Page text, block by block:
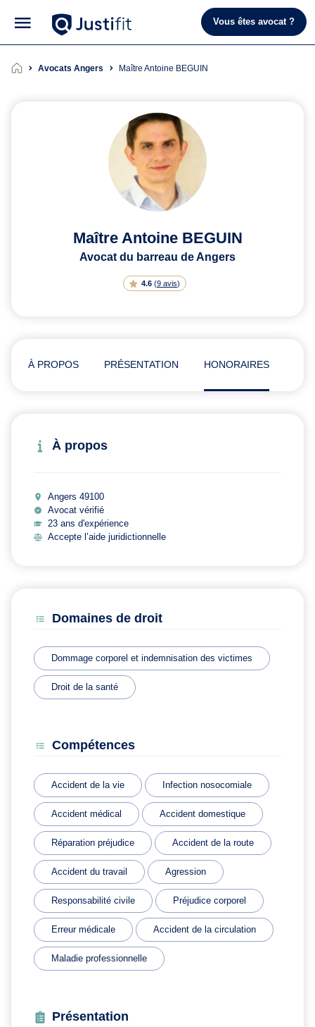
Vous êtes avocat ?
Avocats Angers Maître Antoine BEGUIN
Maître Antoine BEGUIN
Avocat du barreau de Angers
4.6 (9 avis)
À PROPOS PRÉSENTATION HONORAIRES
À propos
Angers 49100
Avocat vérifié
23 ans d'expérience
Accepte l’aide juridictionnelle
Domaines de droit
Dommage corporel et indemnisation des victimes
Droit de la santé
Compétences
Accident de la vie Infection nosocomiale
Accident médical Accident domestique
Réparation préjudice Accident de la route
Accident du travail Agression
Responsabilité civile Préjudice corporel
Erreur médicale Accident de la circulation
Maladie professionnelle
Présentation